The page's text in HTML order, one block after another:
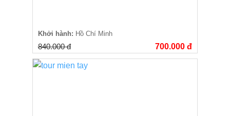
Khởi hành: Hồ Chí Minh
840.000 đ 700.000 đ